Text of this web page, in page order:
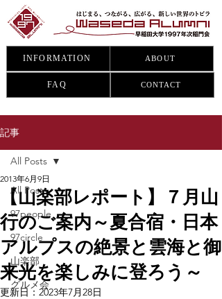
INFORMATION ABOUT
CONTACT
FAQ
記事
All Posts
97people
97circle
山楽部
グルメ会
All Posts
【山楽部レポート】７月山
行のご案内～夏合宿・日本
アルプスの絶景と雲海と御
来光を楽しみに登ろう～
2013年6月9日
更新日： 2023年7月28日